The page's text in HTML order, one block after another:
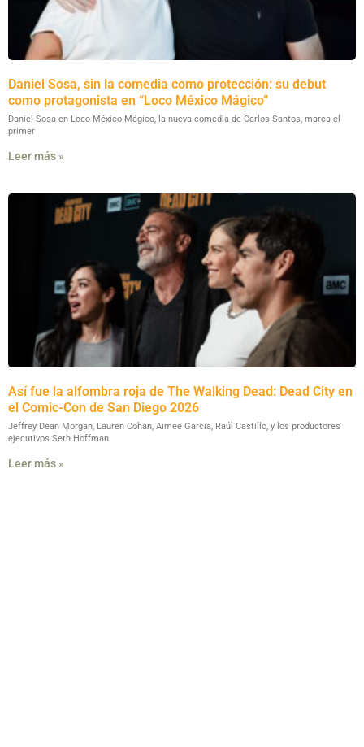
Daniel Sosa, sin la comedia como protección: su debut
como protagonista en “Loco México Mágico”
Daniel Sosa en Loco México Mágico, la nueva comedia de Carlos Santos, marca el
primer
Leer más »
Así fue la alfombra roja de The Walking Dead: Dead City en
el Comic-Con de San Diego 2026
Jeffrey Dean Morgan, Lauren Cohan, Aimee Garcia, Raúl Castillo, y los productores
ejecutivos Seth Hoffman
Leer más »